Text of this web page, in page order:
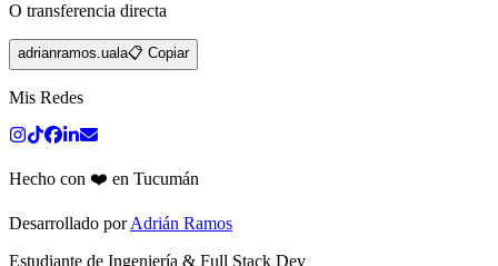
O transferencia directa
adrianramos.uala📋 Copiar
Mis Redes
Hecho con ❤️ en Tucumán
Desarrollado porAdrián Ramos
Estudiante de Ingeniería & Full Stack Dev